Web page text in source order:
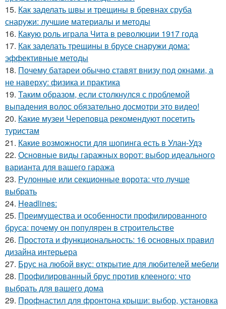
15. Как заделать швы и трещины в бревнах сруба
снаружи: лучшие материалы и методы
16. Какую роль играла Чита в революции 1917 года
17. Как заделать трещины в брусе снаружи дома:
эффективные методы
18. Почему батареи обычно ставят внизу под окнами, а
не наверху: физика и практика
19. Таким образом, если столкнулся с проблемой
выпадения волос обязательно досмотри это видео!
20. Какие музеи Череповца рекомендуют посетить
туристам
21. Какие возможности для шопинга есть в Улан-Удэ
22. Основные виды гаражных ворот: выбор идеального
варианта для вашего гаража
23. Рулонные или секционные ворота: что лучше
выбрать
24. Headlines:
25. Преимущества и особенности профилированного
бруса: почему он популярен в строительстве
26. Простота и функциональность: 16 основных правил
дизайна интерьера
27. Брус на любой вкус: открытие для любителей мебели
28. Профилированный брус против клееного: что
выбрать для вашего дома
29. Профнастил для фронтона крыши: выбор, установка